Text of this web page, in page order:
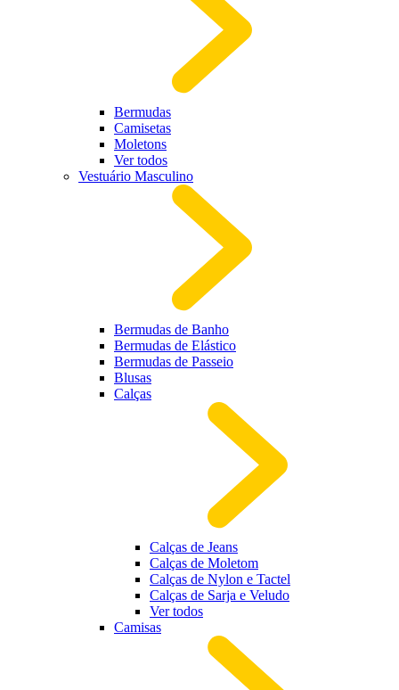
Bermudas
Camisetas
Moletons
Ver todos
Vestuário Masculino
Bermudas de Banho
Bermudas de Elástico
Bermudas de Passeio
Blusas
Calças
Calças de Jeans
Calças de Moletom
Calças de Nylon e Tactel
Calças de Sarja e Veludo
Ver todos
Camisas